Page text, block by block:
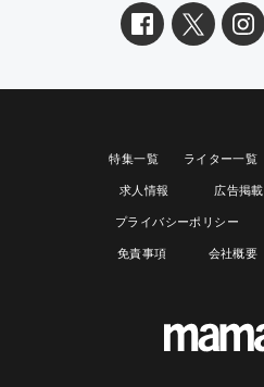
特集一覧 ライター一覧
求人情報 広告掲載
プライバシーポリシー
免責事項 会社概要